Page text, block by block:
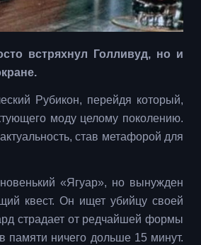
встряхнул Голливуд, но и
Рубикон, перейдя который,
моду целому поколению.
став метафорой для
«Ягуар», но вынужден
квест. Он ищет убийцу своей
страдает от редчайшей формы
памяти ничего дольше 15 минут.